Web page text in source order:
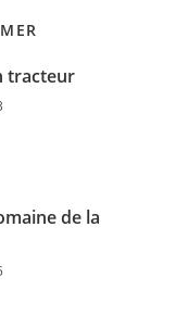
tracteur
de la